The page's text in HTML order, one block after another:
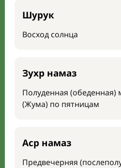
Шурук
Восход солнца
Зухр намаз
Полуденная (обеденная)
(Жума) по пятницам
Аср намаз
Предвечерняя